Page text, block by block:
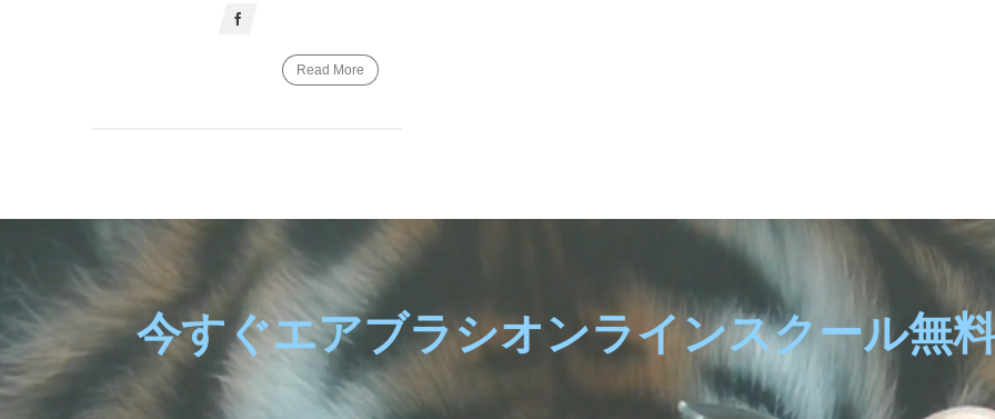
Read More
今すぐエアブラシオンラインスクール無